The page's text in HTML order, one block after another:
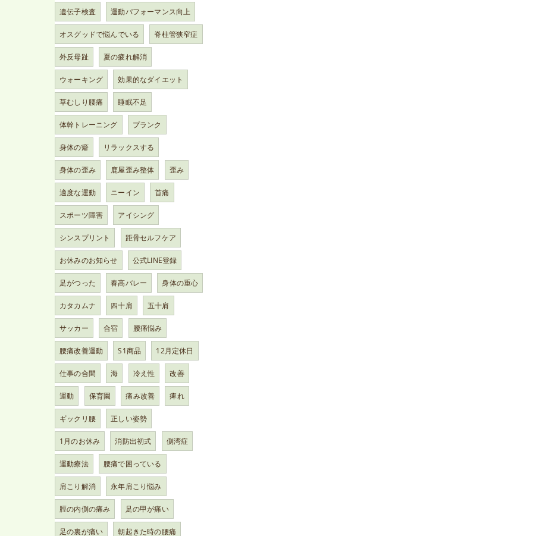
遺伝子検査 運動パフォーマンス向上
オスグッドで悩んでいる 脊柱管狭窄症
外反母趾 夏の疲れ解消
ウォーキング 効果的なダイエット
草むしり腰痛 睡眠不足
体幹トレーニング プランク
身体の癖 リラックスする
身体の歪み 鹿屋歪み整体 歪み
適度な運動 ニーイン 首痛
スポーツ障害 アイシング
シンスプリント 距骨セルフケア
お休みのお知らせ 公式LINE登録
足がつった 春高バレー 身体の重心
カタカムナ 四十肩 五十肩
サッカー 合宿 腰痛悩み
腰痛改善運動 S1商品 12月定休日
仕事の合間 海 冷え性 改善
運動 保育園 痛み改善 痺れ
ギックリ腰 正しい姿勢
1月のお休み 消防出初式 側湾症
運動療法 腰痛で困っている
肩こり解消 永年肩こり悩み
脛の内側の痛み 足の甲が痛い
足の裏が痛い 朝起きた時の腰痛